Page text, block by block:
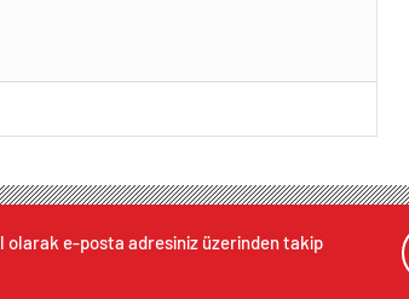
olarak e-posta adresiniz üzerinden takip